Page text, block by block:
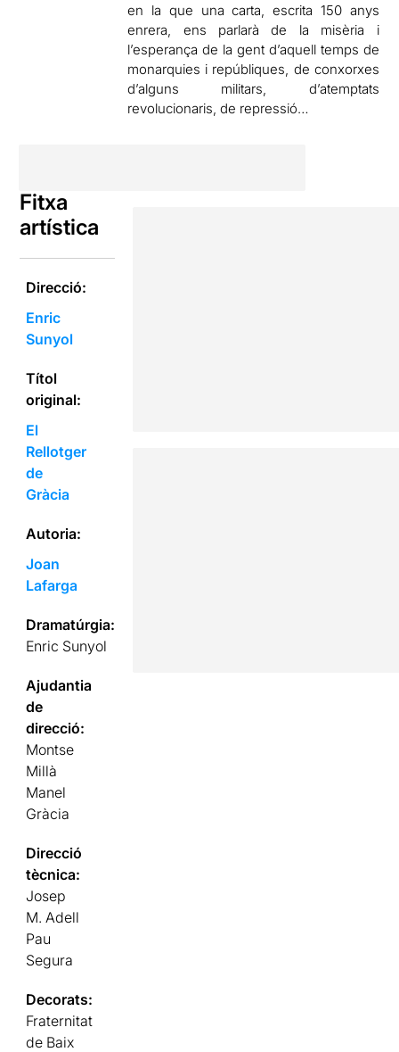
en la que una carta, escrita 150 anys
enrera, ens parlarà de la misèria i
l’esperança de la gent d’aquell temps de
monarquies i repúbliques, de conxorxes
d’alguns militars, d’atemptats
revolucionaris, de repressió…
Fitxa
artística
Direcció:
Enric
Sunyol
Títol
original:
El
Rellotger
de
Gràcia
Autoria:
Joan
Lafarga
Dramatúrgia:
Enric Sunyol
Ajudantia
de
direcció:
Montse
Millà
Manel
Gràcia
Direcció
tècnica:
Josep
M. Adell
Pau
Segura
Decorats:
Fraternitat
de Baix